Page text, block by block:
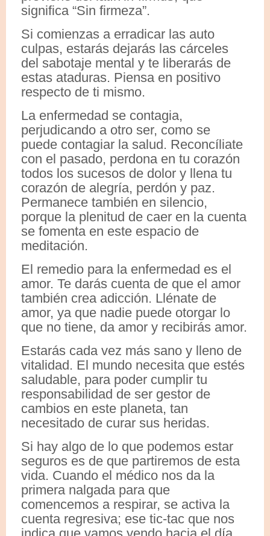
significa “Sin firmeza”.
Si comienzas a erradicar las auto
culpas, estarás dejarás las cárceles
del sabotaje mental y te liberarás de
estas ataduras. Piensa en positivo
respecto de ti mismo.
La enfermedad se contagia,
perjudicando a otro ser, como se
puede contagiar la salud. Reconcíliate
con el pasado, perdona en tu corazón
todos los sucesos de dolor y llena tu
corazón de alegría, perdón y paz.
Permanece también en silencio,
porque la plenitud de caer en la cuenta
se fomenta en este espacio de
meditación.
El remedio para la enfermedad es el
amor. Te darás cuenta de que el amor
también crea adicción. Llénate de
amor, ya que nadie puede otorgar lo
que no tiene, da amor y recibirás amor.
Estarás cada vez más sano y lleno de
vitalidad. El mundo necesita que estés
saludable, para poder cumplir tu
responsabilidad de ser gestor de
cambios en este planeta, tan
necesitado de curar sus heridas.
Si hay algo de lo que podemos estar
seguros es de que partiremos de esta
vida. Cuando el médico nos da la
primera nalgada para que
comencemos a respirar, se activa la
cuenta regresiva; ese tic-tac que nos